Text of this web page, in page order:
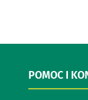
POMOC I